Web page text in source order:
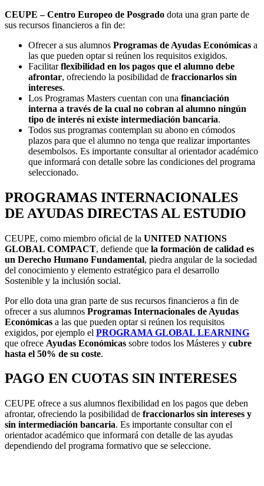
CEUPE – Centro Europeo de Posgrado dota una gran parte de
sus recursos financieros a fin de:
Ofrecer a sus alumnos Programas de Ayudas Económicas a
las que pueden optar si reúnen los requisitos exigidos.
Facilitarflexibilidad en los pagos que el alumno debe
afrontar, ofreciendo la posibilidad de fraccionarlos sin
intereses.
Los Programas Masters cuentan con una financiación
interna a través de la cual no cobran al alumno ningún
tipo de interés ni existe intermediación bancaria.
Todos sus programas contemplan su abono en cómodos
plazos para que el alumno no tenga que realizar importantes
desembolsos. Es importante consultar al orientador académico
que informará con detalle sobre las condiciones del programa
seleccionado.
PROGRAMAS INTERNACIONALES
DE AYUDAS DIRECTAS AL ESTUDIO
CEUPE, como miembro oficial de la UNITED NATIONS
GLOBAL COMPACT, defiende que la formación de calidad es
un Derecho Humano Fundamental, piedra angular de la sociedad
del conocimiento y elemento estratégico para el desarrollo
Sostenible y la inclusión social.
Por ello dota una gran parte de sus recursos financieros a fin de
ofrecer a sus alumnos Programas Internacionales de Ayudas
Económicas a las que pueden optar si reúnen los requisitos
exigidos, por ejemplo el PROGRAMA GLOBAL LEARNING
que ofrece Ayudas Económicas sobre todos los Másteres y cubre
hasta el 50% de su coste.
PAGO EN CUOTAS SIN INTERESES
CEUPE ofrece a sus alumnos flexibilidad en los pagos que deben
afrontar, ofreciendo la posibilidad de fraccionarlos sin intereses y
sin intermediación bancaria. Es importante consultar con el
orientador académico que informará con detalle de las ayudas
dependiendo del programa formativo que se seleccione.